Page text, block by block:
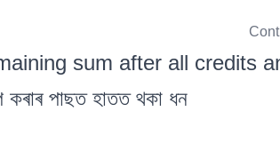
sum after all credits
পাছত হাতত থকা ধন